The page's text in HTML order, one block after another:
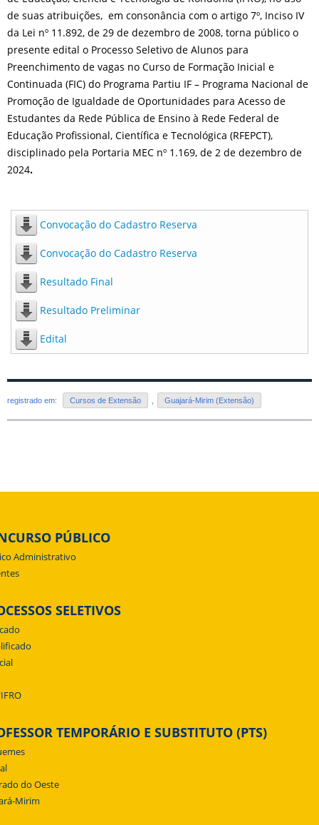
de suas atribuições, em consonância com o artigo 7º, Inciso IV
da Lei nº 11.892, de 29 de dezembro de 2008, torna público o
presente edital o Processo Seletivo de Alunos para
Preenchimento de vagas no Curso de Formação Inicial e
Continuada (FIC) do Programa Partiu IF – Programa Nacional de
Promoção de Igualdade de Oportunidades para Acesso de
Estudantes da Rede Pública de Ensino à Rede Federal de
Educação Profissional, Científica e Tecnológica (RFEPCT),
disciplinado pela Portaria MEC nº 1.169, de 2 de dezembro de
2024.
Convocação do Cadastro Reserva
Convocação do Cadastro Reserva
Resultado Final
Resultado Preliminar
Edital
registrado em: Cursos de Extensão , Guajará-Mirim (Extensão)
PÚBLICO
Administrativo
SELETIVOS
TEMPORÁRIO E SUBSTITUTO (PTS)
do Oeste
Mirim